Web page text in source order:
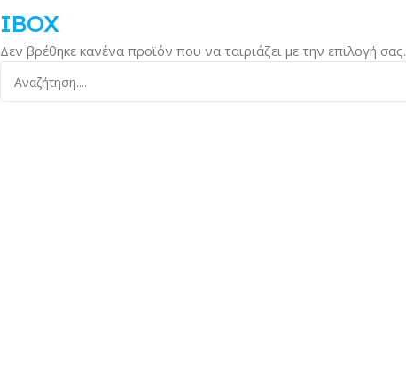
IBOX
Δεν βρέθηκε κανένα προϊόν που να ταιριάζει με την επιλογή σας.